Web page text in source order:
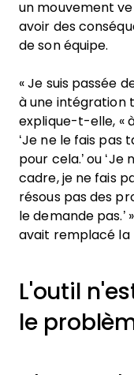
un mouvement
avoir des
de son équipe.
« Je suis passée
à une intégration
explique-t-elle, «
‘Je ne le fais pas
pour cela.’ ou
cadre, je ne fais
résous pas des
le demande
avait remplacé la
L'outil
le